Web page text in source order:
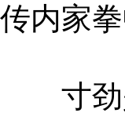
传内家
寸劲是